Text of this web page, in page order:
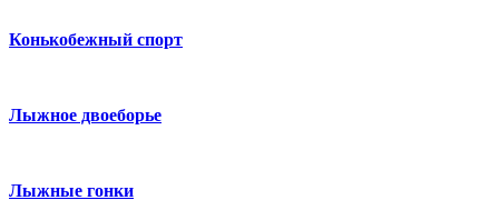
Конькобежный спорт
Лыжное двоеборье
Лыжные гонки